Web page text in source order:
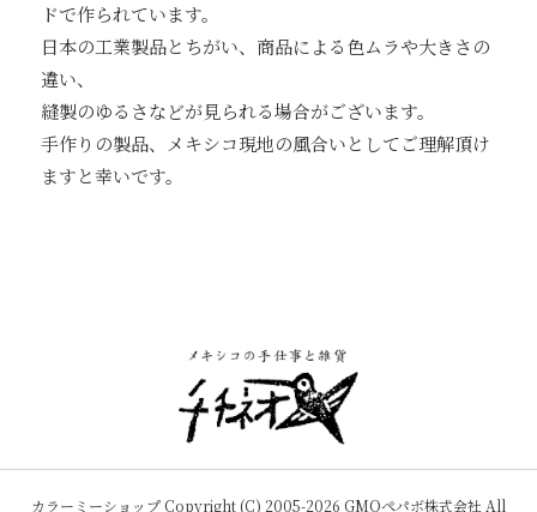
ドで作られています。
日本の工業製品とちがい、商品による色ムラや大きさの
違い、
縫製のゆるさなどが見られる場合がございます。
手作りの製品、メキシコ現地の風合いとしてご理解頂け
ますと幸いです。
カラーミーショップ Copyright (C) 2005-2026 GMOペパボ株式会社 All